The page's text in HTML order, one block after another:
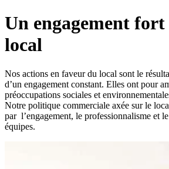
Un engagement
local
Nos actions en faveur du local sont le
d’un engagement constant. Elles ont pour
préoccupations sociales et
Notre politique commerciale axée sur le
par l’engagement, le professionnalisme et
équipes.